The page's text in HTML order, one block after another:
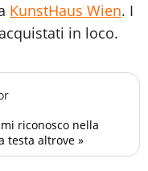
KunstHaus Wien. I
in loco.
riconosco nella
testa altrove »